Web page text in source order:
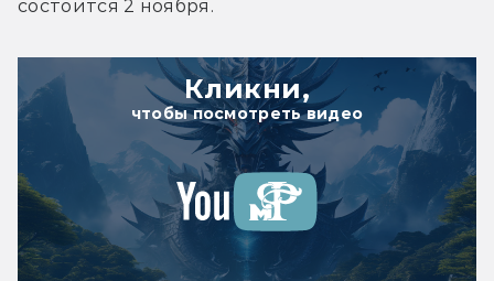
Кликни,
чтобы посмотреть видео